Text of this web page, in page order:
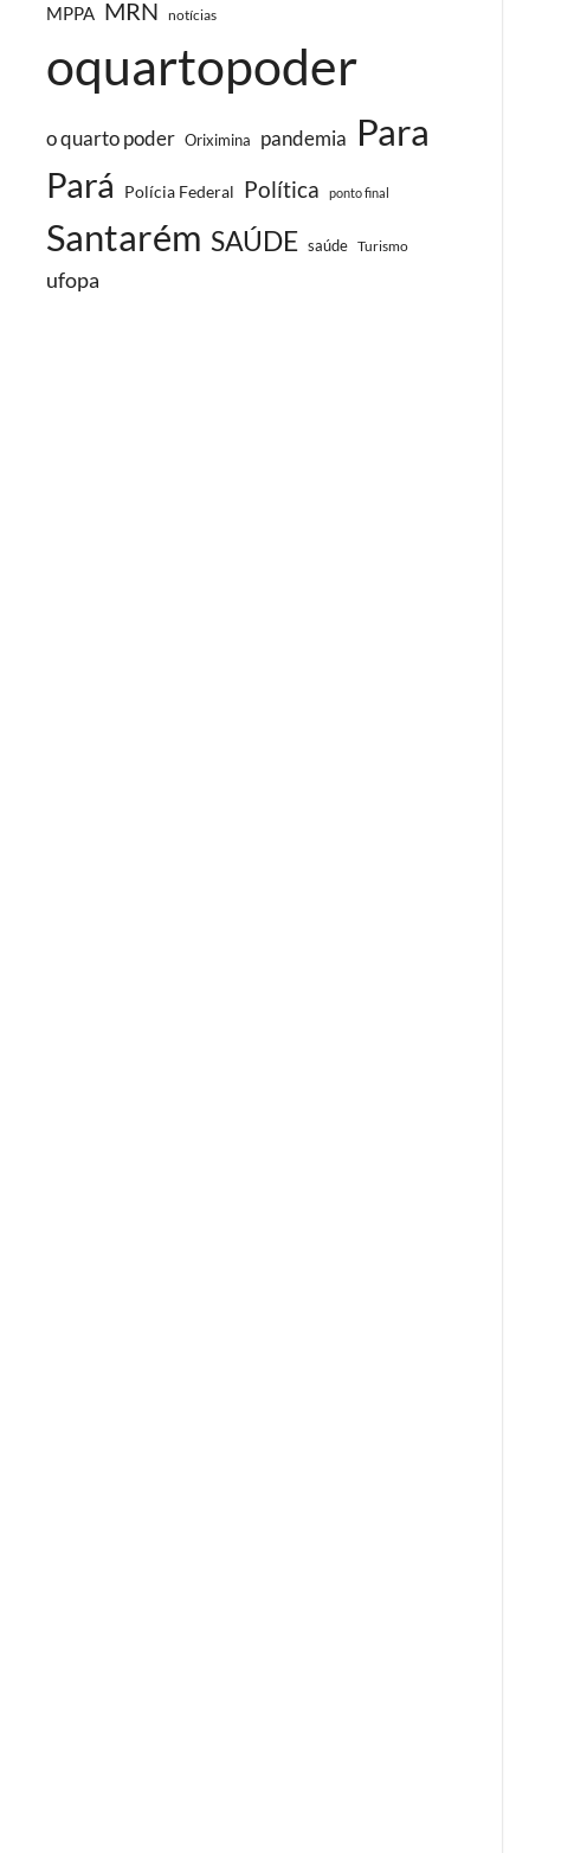
MPPA MRN notícias
oquartopoder
o quarto poder Oriximina pandemia Para
Pará Polícia Federal Política ponto final
Santarém SAÚDE saúde Turismo
ufopa